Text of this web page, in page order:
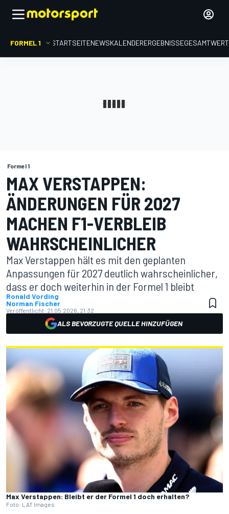
FORMEL 1 STARTSEITENEWSKALENDERERGEBNISSE
Formel 1
MAX VERSTAPPEN:
ÄNDERUNGEN FÜR 2027
MACHEN F1-VERBLEIB
WAHRSCHEINLICHER
Max Verstappen hält es mit den geplanten
Anpassungen für 2027 deutlich wahrscheinlicher,
dass er doch weiterhin in der Formel 1 bleibt
Ronald Vording
Norman Fischer
Veröffentlicht: 21.05.2026, 21:32
ALS BEVORZUGTE QUELLE HINZUFÜGEN
Max Verstappen: Bleibt er der Formel 1 doch erhalten?
Foto: LAT Images